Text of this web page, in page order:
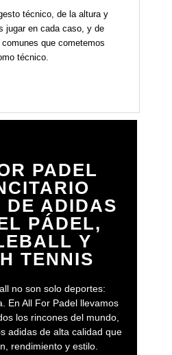
técnico, de la altura y
jugar en cada caso, y de
que cometemos
técnico.
PADEL
DE ADIDAS
PÁDEL,
Y
TENNIS
no son solo deportes:
En All For Padel llevamos
los rincones del mundo,
adidas de alta calidad que
rendimiento y estilo.